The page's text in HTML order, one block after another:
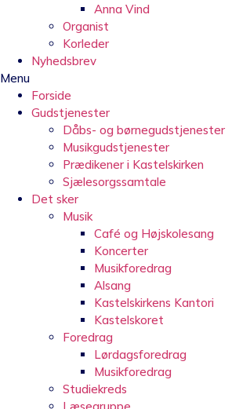
Anna Vind
Organist
Korleder
Nyhedsbrev
Menu
Forside
Gudstjenester
Dåbs- og børnegudstjenester
Musikgudstjenester
Prædikener i Kastelskirken
Sjælesorgssamtale
Det sker
Musik
Café og Højskolesang
Koncerter
Musikforedrag
Alsang
Kastelskirkens Kantori
Kastelskoret
Foredrag
Lørdagsforedrag
Musikforedrag
Studiekreds